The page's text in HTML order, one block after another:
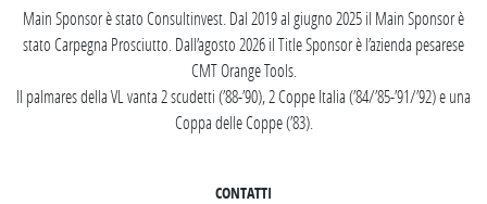
Main Sponsor è stato Consultinvest. Dal 2019 al giugno 2025 il Main Sponsor è
stato Carpegna Prosciutto. Dall’agosto 2026 il Title Sponsor è l’azienda pesarese
CMT Orange Tools.
Il palmares della VL vanta 2 scudetti (’88-’90), 2 Coppe Italia (’84/’85-’91/’92) e una
Coppa delle Coppe (’83).
CONTATTI